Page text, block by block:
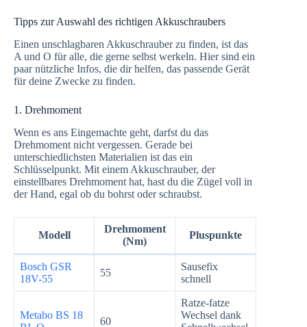
Tipps zur Auswahl des richtigen Akkuschraubers
Einen unschlagbaren Akkuschrauber zu finden, ist das
A und O für alle, die gerne selbst werkeln. Hier sind ein
paar nützliche Infos, die dir helfen, das passende Gerät
für deine Zwecke zu finden.
1. Drehmoment
Wenn es ans Eingemachte geht, darfst du das
Drehmoment nicht vergessen. Gerade bei
unterschiedlichsten Materialien ist das ein
Schlüsselpunkt. Mit einem Akkuschrauber, der
einstellbares Drehmoment hat, hast du die Zügel voll in
der Hand, egal ob du bohrst oder schraubst.
Modell
Drehmoment
(Nm)
Pluspunkte
Bosch GSR
18V-55
55
Sausefix
schnell
Metabo BS 18
60
Ratze-fatze
Wechsel dank